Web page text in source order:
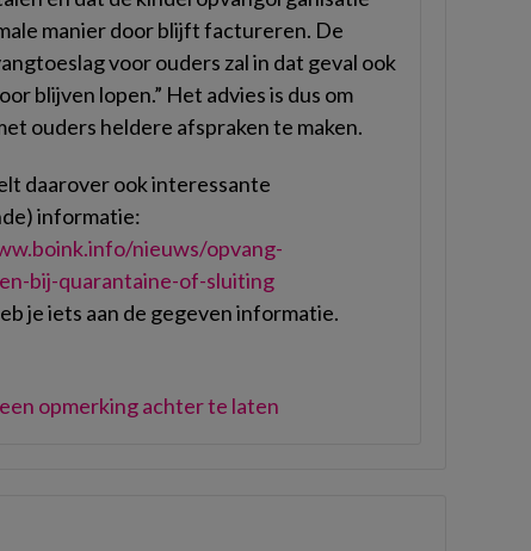
manier door blijft factureren. De
voor ouders zal in dat geval ook
blijven lopen.” Het advies is dus om
ouders heldere afspraken te maken.
daarover ook interessante
informatie:
nieuws/opvang-
bij-quarantaine-of-sluiting
je iets aan de gegeven informatie.
opmerking achter te laten